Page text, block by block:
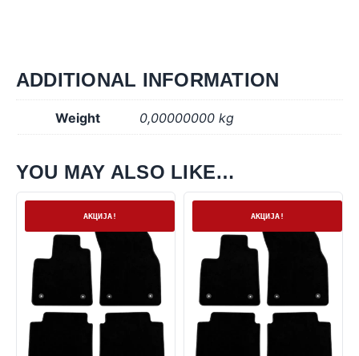
ADDITIONAL INFORMATION
Weight 0,00000000 kg
YOU MAY ALSO LIKE…
АКЦИЈА! АКЦИЈА!